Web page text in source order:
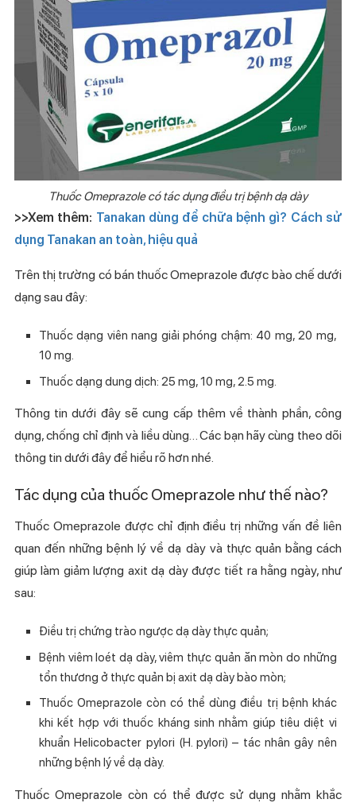
ThuốcOmeprazole có tác dụng điều trị bệnh dạ dày
>>Xem thêm: Tanakan dùng để chữa bệnh gì? Cách sử
dụng Tanakan an toàn, hiệu quả
Trên thị trường có bán thuốc Omeprazole được bào chế dưới
dạng sau đây:
Thuốc dạng viên nang giải phóng chậm: 40 mg, 20 mg,
10 mg.
Thuốc dạng dung dịch: 25 mg, 10 mg, 2.5 mg.
Thông tin dưới đây sẽ cung cấp thêm về thành phần, công
dụng, chống chỉ định và liều dùng… Các bạn hãy cùng theo dõi
thông tin dưới đây để hiểu rõ hơn nhé.
Tác dụng của thuốc Omeprazole như thế nào?
Thuốc Omeprazole được chỉ định điều trị những vấn đề liên
quan đến những bệnh lý về dạ dày và thực quản bằng cách
giúp làm giảm lượng axit dạ dày được tiết ra hằng ngày, như
sau:
Điều trị chứng trào ngược dạ dày thực quản;
Bệnh viêm loét dạ dày, viêm thực quản ăn mòn do những
tổn thương ở thực quản bị axit dạ dày bào mòn;
Thuốc Omeprazole còn có thể dùng điều trị bệnh khác
khi kết hợp với thuốc kháng sinh nhằm giúp tiêu diệt vi
khuẩn Helicobacter pylori (H. pylori) – tác nhân gây nên
những bệnh lý về dạ dày.
Thuốc Omeprazole còn có thể được sử dụng nhằm khắc